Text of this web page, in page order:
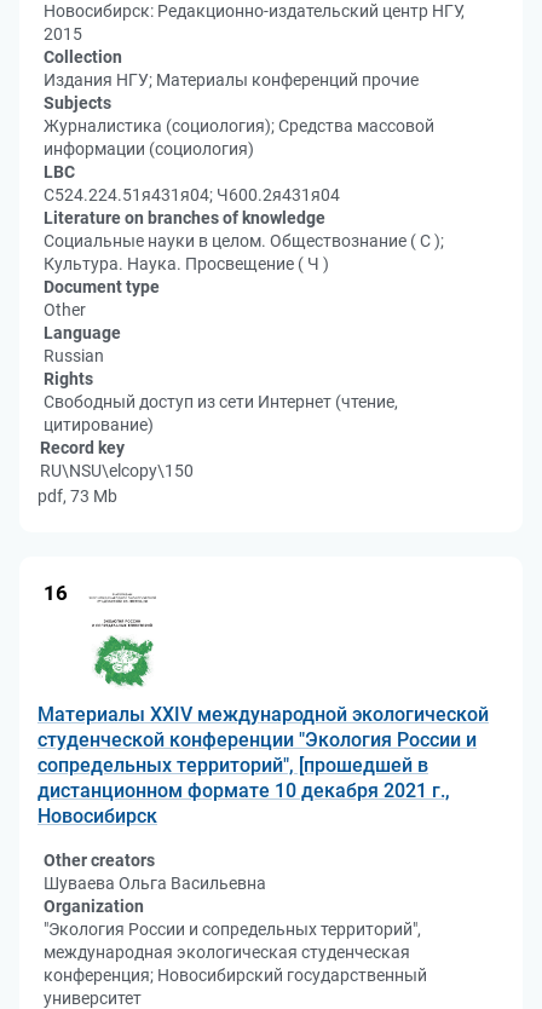
Новосибирск: Редакционно-издательский центр НГУ,
2015
Collection
Издания НГУ; Материалы конференций прочие
Subjects
Журналистика (социология); Средства массовой
информации (социология)
LBC
С524.224.51я431я04; Ч600.2я431я04
Literature on branches of knowledge
Социальные науки в целом. Обществознание ( С );
Культура. Наука. Просвещение ( Ч )
Document type
Other
Language
Russian
Rights
Свободный доступ из сети Интернет (чтение,
цитирование)
Record key
RU\NSU\elcopy\150
pdf, 73 Mb
16
Материалы XXIV международной экологической
студенческой конференции "Экология России и
сопредельных территорий", [прошедшей в
дистанционном формате 10 декабря 2021 г.,
Новосибирск
Other creators
Шуваева Ольга Васильевна
Organization
"Экология России и сопредельных территорий",
международная экологическая студенческая
конференция; Новосибирский государственный
университет